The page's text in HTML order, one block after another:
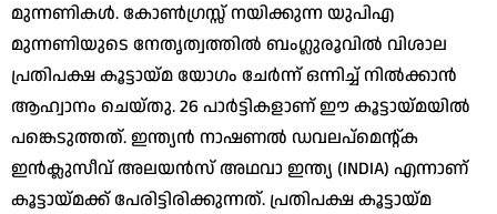
മുന്നണികള്‍. കോണ്‍ഗ്രസ്സ് നയിക്കുന്ന യുപിഎ
മുന്നണിയുടെ നേതൃത്വത്തില്‍ ബംഗ്ലുരൂവില്‍ വിശാല
പ്രതിപക്ഷ കൂട്ടായ്മ യോഗം ചേര്‍ന്ന് ഒന്നിച്ച് നില്‍ക്കാന്‍
ആഹ്വാനം ചെയ്തു. 26 പാര്‍ട്ടികളാണ് ഈ കൂട്ടായ്മയില്‍
പങ്കെടുത്തത്. ഇന്ത്യന്‍ നാഷണല്‍ ഡവലപ്‌മെന്റ്ക
ഇന്‍ക്ലുസീവ് അലയന്‍സ് അഥവാ ഇന്ത്യ (INDIA) എന്നാണ്
കൂട്ടായ്മക്ക് പേരിട്ടിരിക്കുന്നത്. പ്രതിപക്ഷ കൂട്ടായ്മ